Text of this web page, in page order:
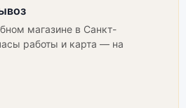
магазине в Санкт-
работы и карта — на